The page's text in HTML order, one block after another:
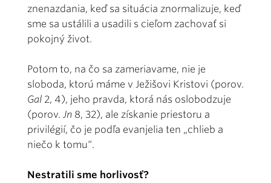
znenazdania, keď sa situácia znormalizuje, keď
sme sa ustálili a usadili s cieľom zachovať si
pokojný život.
Potom to, na čo sa zameriavame, nie je
sloboda, ktorú máme v Ježišovi Kristovi (porov.
Gal 2, 4), jeho pravda, ktorá nás oslobodzuje
(porov. Jn 8, 32), ale získanie priestoru a
privilégií, čo je podľa evanjelia ten „chlieb a
niečo k tomu“.
Nestratili sme horlivosť?